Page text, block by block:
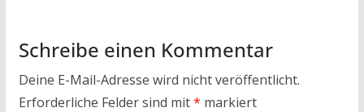
Schreibe einen Kommentar
Deine E-Mail-Adresse wird nicht veröffentlicht.
Erforderliche Felder sind mit* markiert